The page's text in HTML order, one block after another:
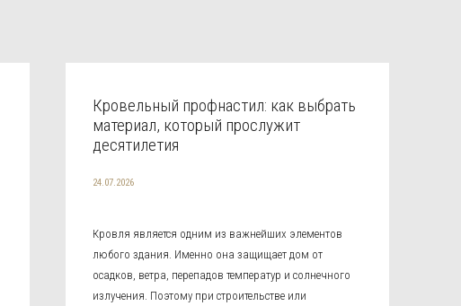
Кровельный профнастил: как выбрать
материал, который прослужит
десятилетия
24.07.2026
Кровля является одним из важнейших элементов
любого здания. Именно она защищает дом от
осадков, ветра, перепадов температур и солнечного
излучения. Поэтому при строительстве или